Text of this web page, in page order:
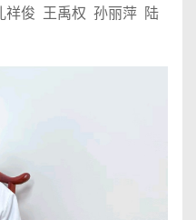
俊 王禹权 孙丽萍 陆